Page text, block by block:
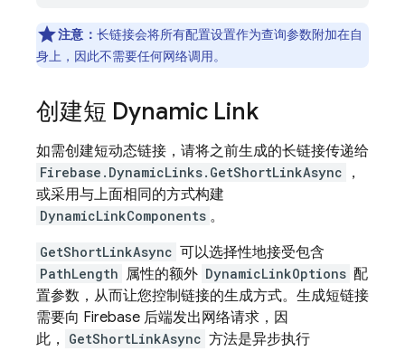
注意： 长链接会将所有配置设置作为查询参数附加在自
身上，因此不需要任何网络调用。
创建短 Dynamic Link
如需创建短动态链接，请将之前生成的长链接传递给
Firebase.DynamicLinks.GetShortLinkAsync
，
或采用与上面相同的方式构建
DynamicLinkComponents 。
GetShortLinkAsync 可以选择性地接受包含
PathLength 属性的额外 DynamicLinkOptions 配
置参数，从而让您控制链接的生成方式。生成短链接
需要向 Firebase 后端发出网络请求，因
此，
GetShortLinkAsync 方法是异步执行